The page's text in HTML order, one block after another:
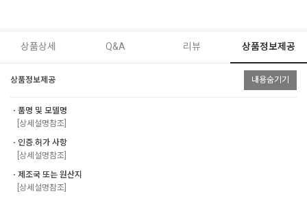
상품상세 Q&A 리뷰 상품정보제공
상품정보제공 내용숨기기
ㆍ품명 및 모델명
[상세설명참조]
ㆍ인증.허가 사항
[상세설명참조]
ㆍ제조국 또는 원산지
[상세설명참조]